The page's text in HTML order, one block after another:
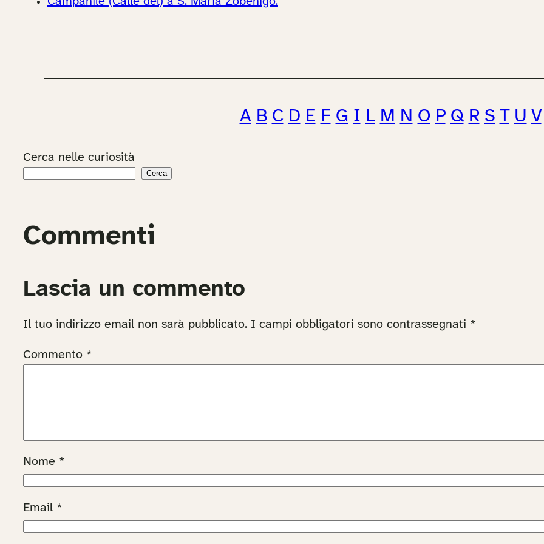
A B C D E F G I L M N O P Q R S T U V
Cerca nelle curiosità
Cerca
Commenti
Lascia un commento
Il tuo indirizzo email non sarà pubblicato. I campi obbligatori sono contrassegnati *
Commento *
Nome *
Email *